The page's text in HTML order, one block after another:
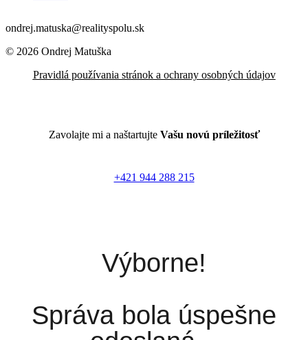
ondrej.matuska@realityspolu.sk
© 2026 Ondrej Matuška
Pravidlá používania stránok a ochrany osobných údajov
Zavolajte mi a naštartujte Vašu novú príležitosť
+421 944 288 215
Výborne!
Správa bola úspešne